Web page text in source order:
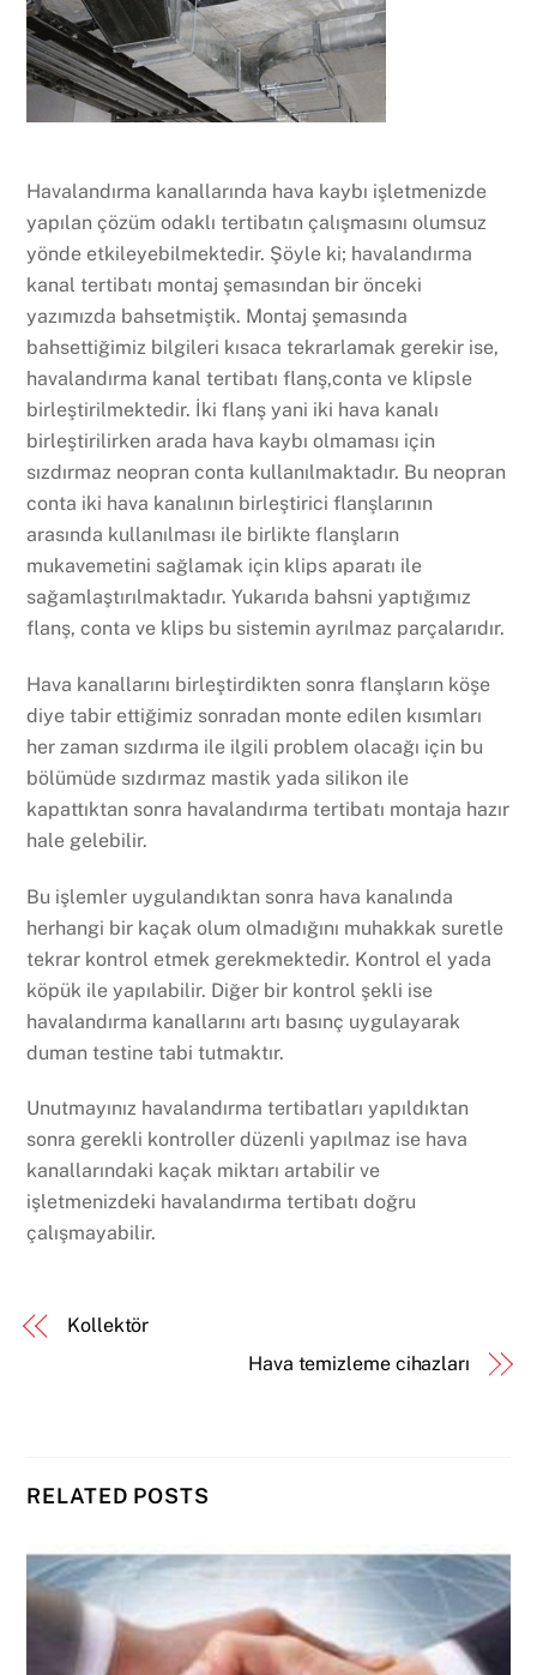
Havalandırma kanallarında hava kaybı işletmenizde
yapılan çözüm odaklı tertibatın çalışmasını olumsuz
yönde etkileyebilmektedir. Şöyle ki; havalandırma
kanal tertibatı montaj şemasından bir önceki
yazımızda bahsetmiştik. Montaj şemasında
bahsettiğimiz bilgileri kısaca tekrarlamak gerekir ise,
havalandırma kanal tertibatı flanş,conta ve klipsle
birleştirilmektedir. İki flanş yani iki hava kanalı
birleştirilirken arada hava kaybı olmaması için
sızdırmaz neopran conta kullanılmaktadır. Bu neopran
conta iki hava kanalının birleştirici flanşlarının
arasında kullanılması ile birlikte flanşların
mukavemetini sağlamak için klips aparatı ile
sağamlaştırılmaktadır. Yukarıda bahsni yaptığımız
flanş, conta ve klips bu sistemin ayrılmaz parçalarıdır.
Hava kanallarını birleştirdikten sonra flanşların köşe
diye tabir ettiğimiz sonradan monte edilen kısımları
her zaman sızdırma ile ilgili problem olacağı için bu
bölümüde sızdırmaz mastik yada silikon ile
kapattıktan sonra havalandırma tertibatı montaja hazır
hale gelebilir.
Bu işlemler uygulandıktan sonra hava kanalında
herhangi bir kaçak olum olmadığını muhakkak suretle
tekrar kontrol etmek gerekmektedir. Kontrol el yada
köpük ile yapılabilir. Diğer bir kontrol şekli ise
havalandırma kanallarını artı basınç uygulayarak
duman testine tabi tutmaktır.
Unutmayınız havalandırma tertibatları yapıldıktan
sonra gerekli kontroller düzenli yapılmaz ise hava
kanallarındaki kaçak miktarı artabilir ve
işletmenizdeki havalandırma tertibatı doğru
çalışmayabilir.
Kollektör
Hava temizleme cihazları
RELATED POSTS